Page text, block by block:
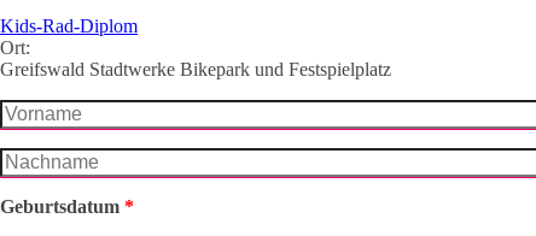
Kids-Rad-Diplom
Ort:
Greifswald Stadtwerke Bikepark und Festspielplatz
Vorname
Nachname*
Geburtsdatum *